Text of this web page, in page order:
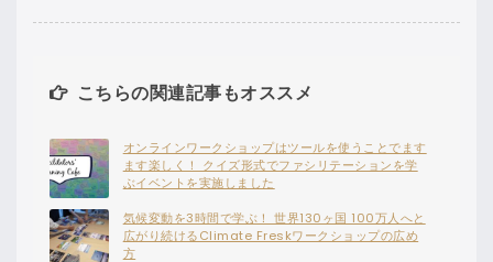
こちらの関連記事もオススメ
オンラインワークショップはツールを使うことでます
ます楽しく！ クイズ形式でファシリテーションを学
ぶイベントを実施しました
気候変動を3時間で学ぶ！ 世界130ヶ国 100万人へと
広がり続けるClimate Freskワークショップの広め
方